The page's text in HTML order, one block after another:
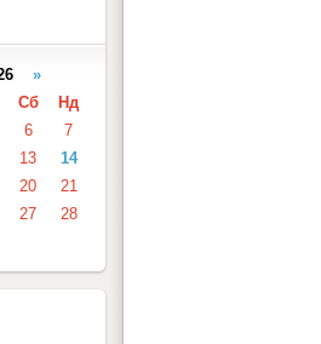
»
Сб
Нд
6
7
13
14
20
21
27
28